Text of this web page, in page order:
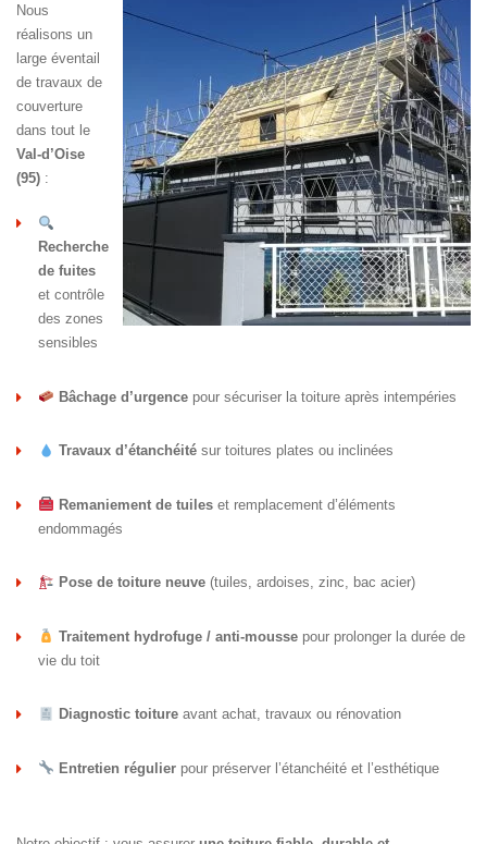
Nous
réalisons un
large éventail
de travaux de
couverture
dans tout le
Val-d’Oise
(95) :
Recherche
de fuites
et contrôle
des zones
sensibles
Bâchage d’urgencepour sécuriser la toiture après intempéries
Travaux d’étanchéitésur toitures plates ou inclinées
Remaniement de tuileset remplacement d’éléments
endommagés
Pose de toiture neuve(tuiles, ardoises, zinc, bac acier)
Traitement hydrofuge / anti-moussepour prolonger la durée de
vie du toit
Diagnostic toitureavant achat, travaux ou rénovation
Entretien régulierpour préserver l’étanchéité et l’esthétique